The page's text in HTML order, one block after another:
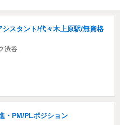
スタント/代々木上原駅/無資格
渋谷
・PM/PLポジション